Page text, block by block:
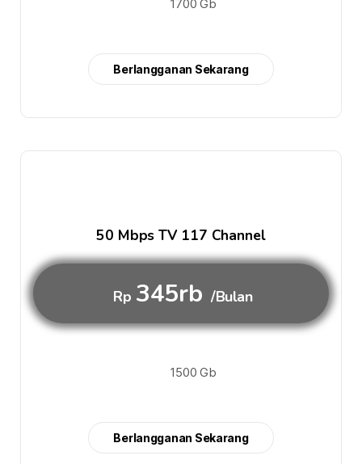
1700 Gb
Berlangganan Sekarang
50 Mbps TV 117 Channel
Rp 345rb /Bulan
1500 Gb
Berlangganan Sekarang